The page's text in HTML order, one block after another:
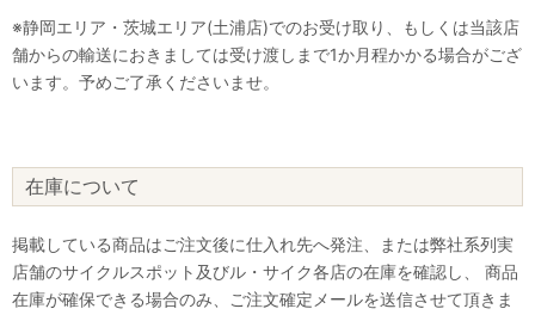
※静岡エリア・茨城エリア(土浦店)でのお受け取り、もしくは当該店
舗からの輸送におきましては受け渡しまで1か月程かかる場合がござ
います。予めご了承くださいませ。
在庫について
掲載している商品はご注文後に仕入れ先へ発注、または弊社系列実
店舗のサイクルスポット及びル・サイク各店の在庫を確認し、 商品
在庫が確保できる場合のみ、ご注文確定メールを送信させて頂きま